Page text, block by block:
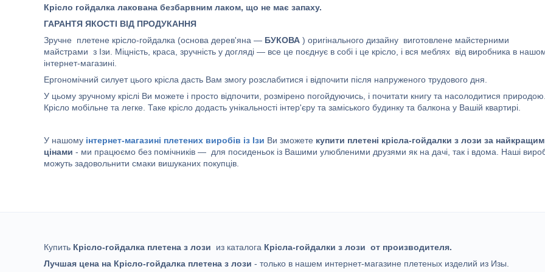
Крісло гойдалка лакована безбарвним лаком, що не має запаху.
ГАРАНТЯ ЯКОСТІ ВІД ПРОДУКАННЯ
Зручне плетене крісло-гойдалка (основа дерев'яна — БУКОВА ) оригінального дизайну виготовлене майстерними
майстрами з Ізи. Міцність, краса, зручність у догляді — все це поєднує в собі і це крісло, і вся меблях від виробника в
інтернет-магазині.
Ергономічний силует цього крісла дасть Вам змогу розслабитися і відпочити після напруженого трудового дня.
У цьому зручному кріслі Ви можете і просто відпочити, розмірено погойдуючись, і почитати книгу та насолодитися природою.
Крісло мобільне та легке. Таке крісло додасть унікальності інтер'єру та заміського будинку та балкона у Вашій квартирі.
У нашому інтернет-магазині плетених виробів із Ізи Ви зможете купити плетені крісла-гойдалки з лози за
цінами - ми працюємо без помічників — для посиденьок із Вашими улюбленими друзями як на дачі, так і вдома. Наші
можуть задовольнити смаки вишуканих покупців.
Купить Крісло-гойдалка плетена з лози из каталога Крісла-гойдалки з лози от производителя.
Лучшая цена на Крісло-гойдалка плетена з лози - только в нашем интернет-магазине плетеных изделий из Изы.